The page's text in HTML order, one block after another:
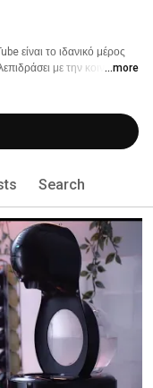
είναι το ιδανικό μέρος
με την κοινότητά
...more
Search